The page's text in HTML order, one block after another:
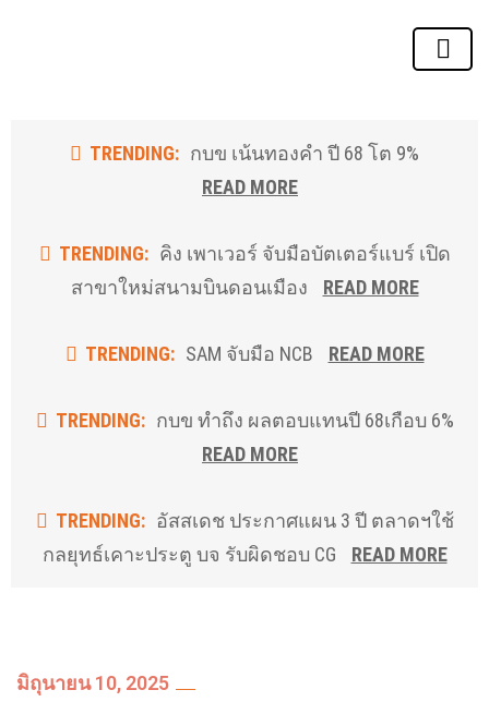
TRENDING: กบข เน้นทองคำ ปี 68 โต 9%
READ MORE
TRENDING: คิง เพาเวอร์ จับมือบัตเตอร์แบร์ เปิด
สาขาใหม่สนามบินดอนเมือง
READ MORE
TRENDING: SAM จับมือ NCB READ MORE
TRENDING: กบข ทำถึง ผลตอบแทนปี 68เกือบ 6%
READ MORE
TRENDING: อัสสเดช ประกาศแผน 3 ปี ตลาดฯใช้
กลยุทธ์เคาะประตู บจ รับผิดชอบ CG
READ MORE
มิถุนายน 10, 2025